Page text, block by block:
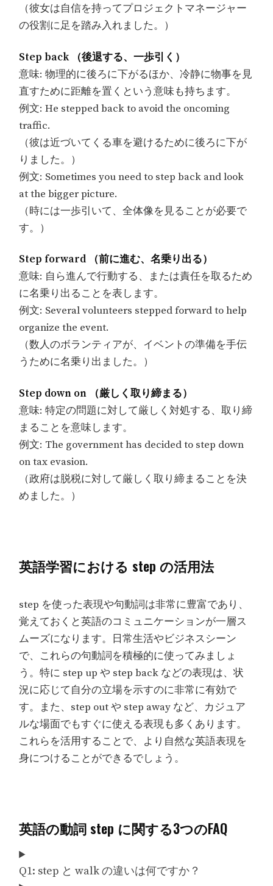
（彼女は自信を持ってプロジェクトマネージャー
の役割に足を踏み入れました。）
Step back （後退する、一歩引く）
意味: 物理的に後ろに下がるほか、冷静に物事を見
直すために距離を置くという意味も持ちます。
例文: He stepped back to avoid the oncoming
traffic.
（彼は近づいてくる車を避けるために後ろに下が
りました。）
例文: Sometimes you need to step back and look
at the bigger picture.
（時には一歩引いて、全体像を見ることが必要で
す。）
Step forward （前に進む、名乗り出る）
意味: 自ら進んで行動する、または責任を取るため
に名乗り出ることを表します。
例文: Several volunteers stepped forward to help
organize the event.
（数人のボランティアが、イベントの準備を手伝
うために名乗り出ました。）
Step down on （厳しく取り締まる）
意味: 特定の問題に対して厳しく対処する、取り締
まることを意味します。
例文: The government has decided to step down
on tax evasion.
（政府は脱税に対して厳しく取り締まることを決
めました。）
英語学習における step の活用法
step を使った表現や句動詞は非常に豊富であり、
覚えておくと英語のコミュニケーションが一層ス
ムーズになります。日常生活やビジネスシーン
で、これらの句動詞を積極的に使ってみましょ
う。特に step up や step back などの表現は、状
況に応じて自分の立場を示すのに非常に有効で
す。また、step out や step away など、カジュア
ルな場面でもすぐに使える表現も多くあります。
これらを活用することで、より自然な英語表現を
身につけることができるでしょう。
英語の動詞 step に関する3つのFAQ
Q1: step と walk の違いは何ですか？